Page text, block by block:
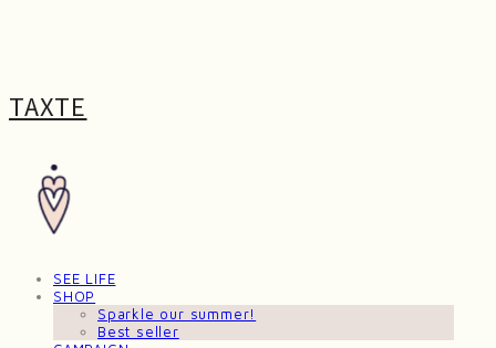
TAXTE
SEE LIFE
SHOP
Sparkle our summer!
Best seller